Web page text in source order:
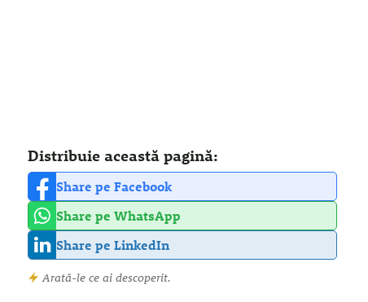
Distribuie această pagină:
Share pe Facebook
Share pe WhatsApp
Share pe LinkedIn
Arată-le ce ai descoperit.